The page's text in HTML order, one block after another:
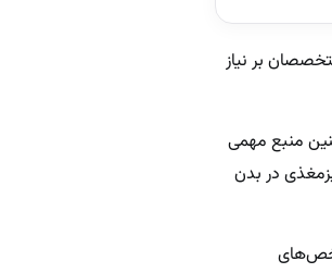
بر نیاز
منبع مهمی
در بدن
بر شاخص‌های